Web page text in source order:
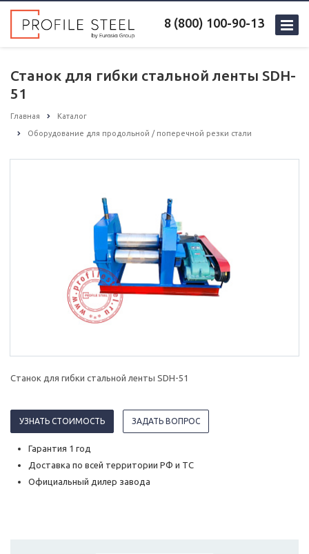
8 (800) 100-90-13
Станок для гибки стальной ленты SDH-
51
Главная Каталог
Оборудование для продольной / поперечной резки стали
Станок для гибки стальной ленты SDH-51
УЗНАТЬ СТОИМОСТЬ ЗАДАТЬ ВОПРОС
Гарантия 1 год
Доставка по всей территории РФ и ТС
Официальный дилер завода